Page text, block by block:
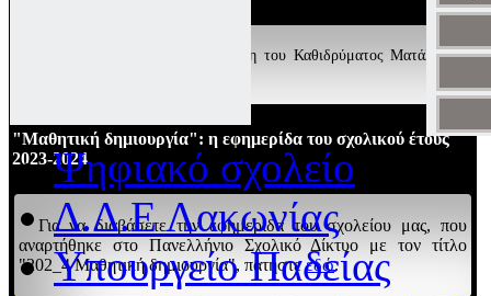
Για να διαβάσετε την προκήρυξη του Καθιδρύματος Ματάλα για
"Μαθητική δημιουργία": η εφημερίδα του σχολικού έτους
2023-2024
Για να διαβάσετε την εφημερίδα του σχολείου μας, που
αναρτήθηκε στο Πανελλήνιο Σχολικό Δίκτυο με τον τίτλο
"202_4 Μαθητική δημιουργία", πατήστεεδώ.
Ψηφιακό σχολείο
Δ.Δ.Ε Λακωνίας
Υπουργείο Παδείας